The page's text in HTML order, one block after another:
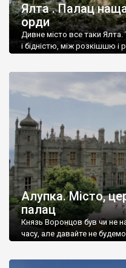
Ялта . Палац
орди
Дивне місто все таки Ялта.
і бідністю, між розкішшю і
Алупка. Місто,
палац
Князь Воронцов був чи не
часу, але давайте не